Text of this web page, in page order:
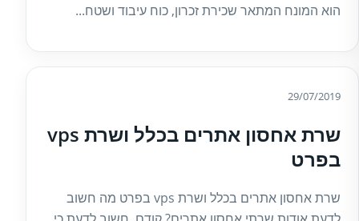
הוא המונח המתאר שכירת זכרון, כוח עיבוד ושטח...
29/07/2019
שרת אחסון אתרים בכלל ושרת vps
בפרט
שרת אחסון אתרים בכלל ושרת vps בפרט מה חשוב